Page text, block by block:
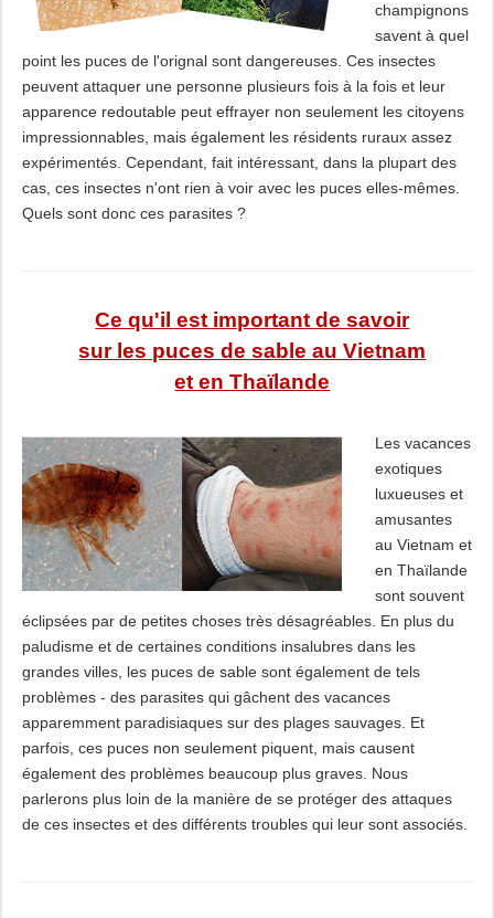
champignons
savent à quel
point les puces de l'orignal sont dangereuses. Ces insectes
peuvent attaquer une personne plusieurs fois à la fois et leur
apparence redoutable peut effrayer non seulement les citoyens
impressionnables, mais également les résidents ruraux assez
expérimentés. Cependant, fait intéressant, dans la plupart des
cas, ces insectes n'ont rien à voir avec les puces elles-mêmes.
Quels sont donc ces parasites ?
Ce qu'il est important de savoir
sur les puces de sable au Vietnam
et en Thaïlande
Les vacances
exotiques
luxueuses et
amusantes
au Vietnam et
en Thaïlande
sont souvent
éclipsées par de petites choses très désagréables. En plus du
paludisme et de certaines conditions insalubres dans les
grandes villes, les puces de sable sont également de tels
problèmes - des parasites qui gâchent des vacances
apparemment paradisiaques sur des plages sauvages. Et
parfois, ces puces non seulement piquent, mais causent
également des problèmes beaucoup plus graves. Nous
parlerons plus loin de la manière de se protéger des attaques
de ces insectes et des différents troubles qui leur sont associés.